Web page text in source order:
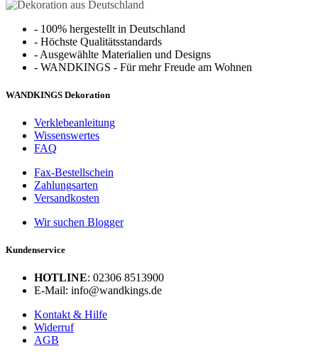
- 100% hergestellt in Deutschland
- Höchste Qualitätsstandards
- Ausgewählte Materialien und Designs
- WANDKINGS - Für mehr Freude am Wohnen
WANDKINGS Dekoration
Verklebeanleitung
Wissenswertes
FAQ
Fax-Bestellschein
Zahlungsarten
Versandkosten
Wir suchen Blogger
Kundenservice
HOTLINE: 02306 8513900
E-Mail: info@wandkings.de
Kontakt & Hilfe
Widerruf
AGB